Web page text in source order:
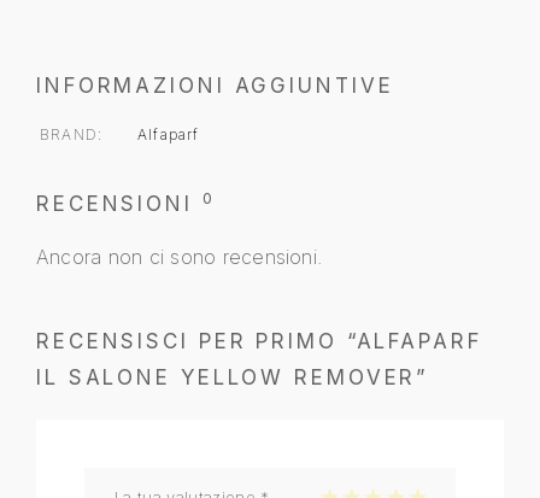
INFORMAZIONI AGGIUNTIVE
BRAND Alfaparf
RECENSIONI 0
Ancora non ci sono recensioni.
RECENSISCI PER PRIMO “ALFAPARF
IL SALONE YELLOW REMOVER”